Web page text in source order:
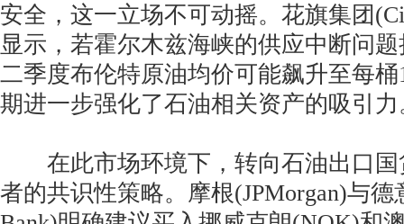
安全，这一立场不可动摇。花旗集团
显示，若霍尔木兹海峡的供应中断问
二季度布伦特原油均价可能飙升至每
期进一步强化了石油相关资产的吸引力
在此市场环境下，转向石油出口国
者的共识性策略。摩根(JPMorgan)与德